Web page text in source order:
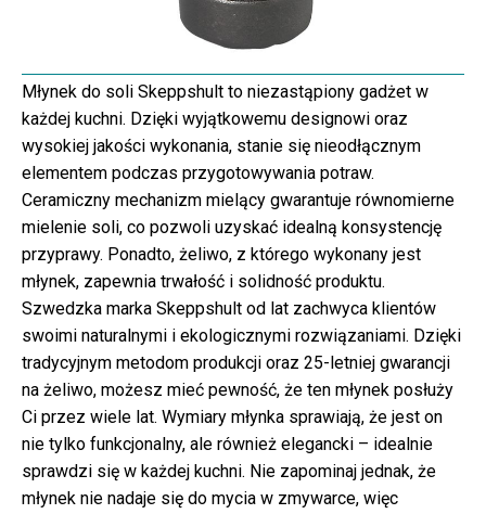
Młynek do soli Skeppshult to niezastąpiony gadżet w
każdej kuchni. Dzięki wyjątkowemu designowi oraz
wysokiej jakości wykonania, stanie się nieodłącznym
elementem podczas przygotowywania potraw.
Ceramiczny mechanizm mielący gwarantuje równomierne
mielenie soli, co pozwoli uzyskać idealną konsystencję
przyprawy. Ponadto, żeliwo, z którego wykonany jest
młynek, zapewnia trwałość i solidność produktu.
Szwedzka marka Skeppshult od lat zachwyca klientów
swoimi naturalnymi i ekologicznymi rozwiązaniami. Dzięki
tradycyjnym metodom produkcji oraz 25-letniej gwarancji
na żeliwo, możesz mieć pewność, że ten młynek posłuży
Ci przez wiele lat. Wymiary młynka sprawiają, że jest on
nie tylko funkcjonalny, ale również elegancki – idealnie
sprawdzi się w każdej kuchni. Nie zapominaj jednak, że
młynek nie nadaje się do mycia w zmywarce, więc